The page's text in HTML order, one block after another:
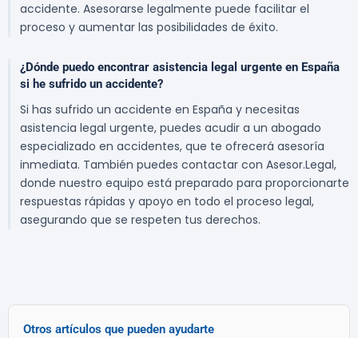
accidente. Asesorarse legalmente puede facilitar el
proceso y aumentar las posibilidades de éxito.
¿Dónde puedo encontrar asistencia legal urgente en España
si he sufrido un accidente?
Si has sufrido un accidente en España y necesitas
asistencia legal urgente, puedes acudir a un abogado
especializado en accidentes, que te ofrecerá asesoría
inmediata. También puedes contactar con Asesor.Legal,
donde nuestro equipo está preparado para proporcionarte
respuestas rápidas y apoyo en todo el proceso legal,
asegurando que se respeten tus derechos.
Otros artículos que pueden ayudarte